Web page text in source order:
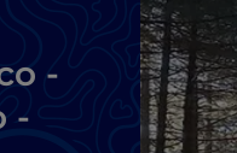
-
-